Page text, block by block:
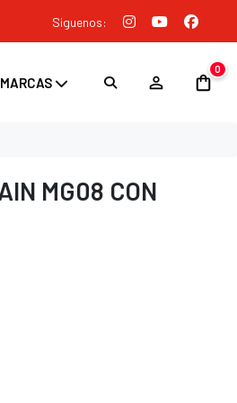
Siguenos:
0
MG08 CON